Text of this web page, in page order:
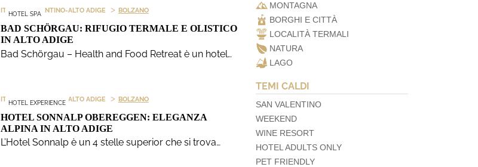
HOTEL SPA
ITALIA > TRENTINO-ALTO ADIGE > BOLZANO
BAD SCHÖRGAU: RIFUGIO TERMALE E OLISTICO
IN ALTO ADIGE
Bad Schörgau – Health and Food Retreat è un hotel…
HOTEL EXPERIENCE
ITALIA > TRENTINO-ALTO ADIGE > BOLZANO
HOTEL SONNALP OBEREGGEN: ELEGANZA
ALPINA IN ALTO ADIGE
L’Hotel Sonnalp è un 4 stelle superior che si trova…
MONTAGNA
BORGHI E CITTÀ
LOCALITÀ TERMALI
NATURA
LAGO
TEMI CALDI
SAN VALENTINO
WEEKEND
WINE RESORT
HOTEL ADULTS ONLY
PET FRIENDLY